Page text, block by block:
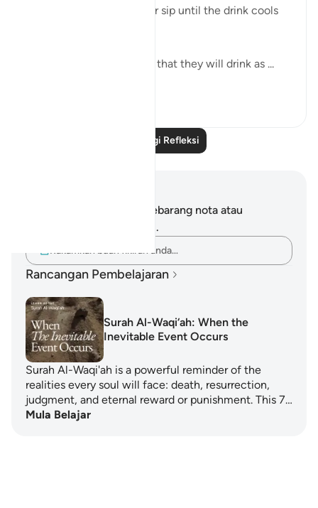
one goes back for another sip until the drink cools
But these people are told that they will drink as ...
Baca Lagi Refleksi
Anda tidak mempunyai sebarang nota atau
renungan tentang ayat ini.
Rakamkan buah fikiran anda…
Rancangan Pembelajaran
Surah Al-Waqi‘ah: When the
Inevitable Event Occurs
Surah Al-Waqi'ah is a powerful reminder of the
realities every soul will face: death, resurrection,
judgment, and eternal reward or punishment. This 7…
Mula Belajar